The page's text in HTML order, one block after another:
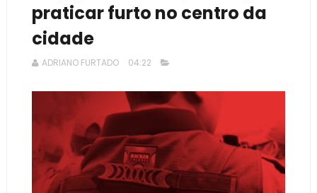
praticar furto no centro da
cidade
ADRIANO FURTADO 04:22